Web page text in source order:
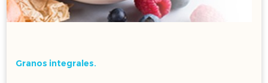
Granos integrales.